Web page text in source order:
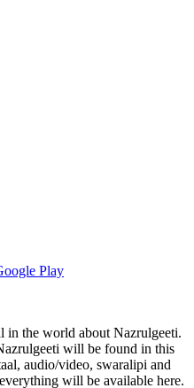
in the world about Nazrulgeeti.
will be found in this
audio/video, swaralipi and
will be available here.